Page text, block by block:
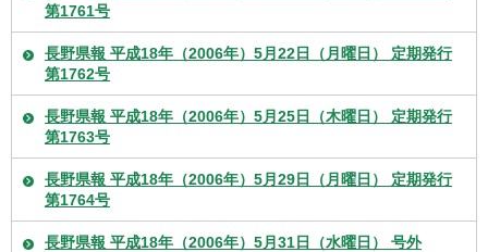
第1761号
長野県報 平成18年（2006年）5月22日（月曜日） 定期発行
第1762号
長野県報 平成18年（2006年）5月25日（木曜日） 定期発行
第1763号
長野県報 平成18年（2006年）5月29日（月曜日） 定期発行
第1764号
長野県報 平成18年（2006年）5月31日（水曜日） 号外